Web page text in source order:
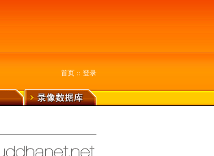
首页 :: 登录